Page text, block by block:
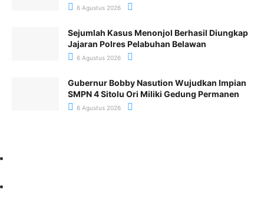
6 Agustus 2026
Sejumlah Kasus Menonjol Berhasil Diungkap
Jajaran Polres Pelabuhan Belawan
6 Agustus 2026
Gubernur Bobby Nasution Wujudkan Impian
SMPN 4 Sitolu Ori Miliki Gedung Permanen
6 Agustus 2026